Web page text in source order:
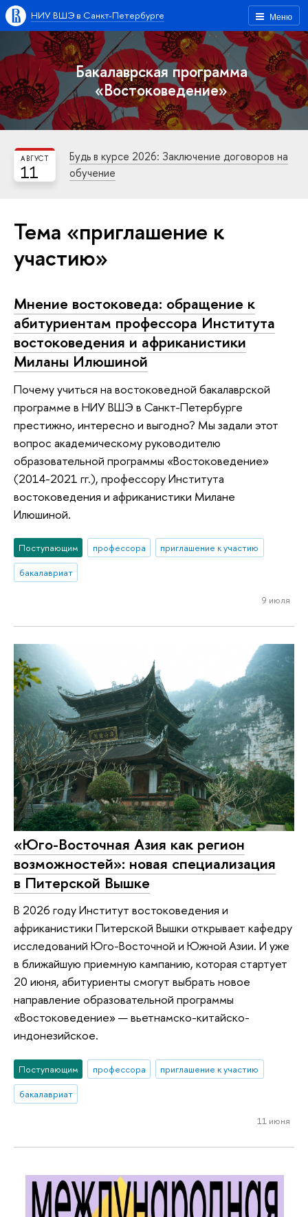
Меню
НИУ ВШЭ в Санкт-Петербурге
Бакалаврская программа
«Востоковедение»
11
АВГУСТ
Будь в курсе 2026: Заключение договоров на
обучение
Тема «приглашение к
участию»
Мнение востоковеда: обращение к
абитуриентам профессора Института
востоковедения и африканистики
Миланы Илюшиной
Почему учиться на востоковедной бакалаврской
программе в НИУ ВШЭ в Санкт-Петербурге
престижно, интересно и выгодно? Мы задали этот
вопрос академическому руководителю
образовательной программы «Востоковедение»
(2014-2021 гг.), профессору Института
востоковедения и африканистики Милане
Илюшиной.
Поступающим профессора
приглашение к участию
бакалавриат
9 июля
«Юго-Восточная Азия как регион
возможностей»: новая специализация
в Питерской Вышке
В 2026 году Институт востоковедения и
африканистики Питерской Вышки открывает кафедру
исследований Юго-Восточной и Южной Азии. И уже
в ближайшую приемную кампанию, которая стартует
20 июня, абитуриенты смогут выбрать новое
направление образовательной программы
«Востоковедение» — вьетнамско-китайско-
индонезийское.
Поступающим профессора
приглашение к участию
бакалавриат
11 июня